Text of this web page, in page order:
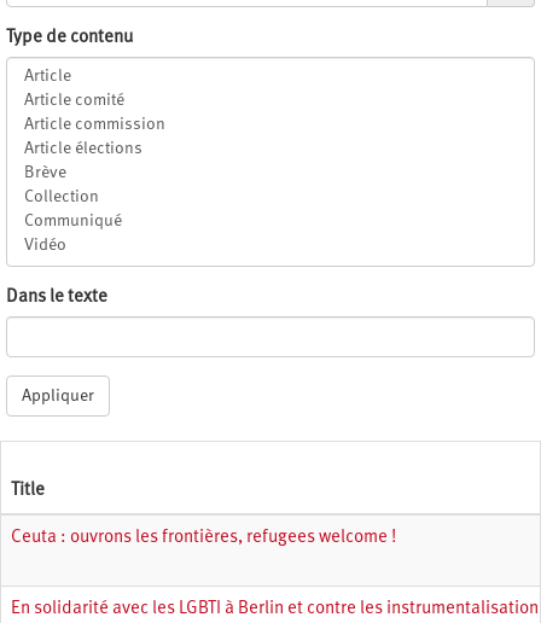
Type de contenu
Dans le texte
Appliquer
Title
Ceuta : ouvrons les frontières, refugees welcome !
En solidarité avec les LGBTI à Berlin et contre les